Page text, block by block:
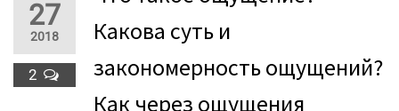
27
2018
2
Какова суть и
закономерность ощущений?
Как через ощущения